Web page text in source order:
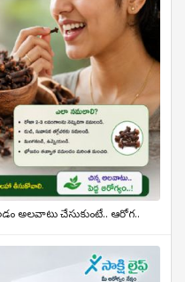
అలవాటు చేసుకుంటే.. ఆరోగ..